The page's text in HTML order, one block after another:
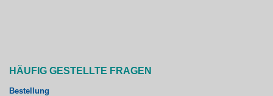
HÄUFIG GESTELLTE FRAGEN
Bestellung